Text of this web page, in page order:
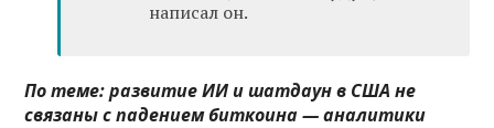
написал он.
По теме:развитие ИИ и шатдаун в США не
связаны с падением биткоина — аналитики